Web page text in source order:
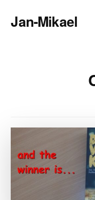
Inhalt
springen
menu
Jan-Mikael